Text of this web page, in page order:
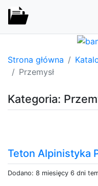
Strona główna
Przemysł
Kategoria:
Teton Alpinistyka
Dodano: 8 miesięcy 6 dni